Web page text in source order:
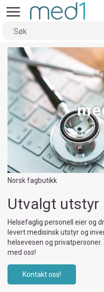
Norsk fagbutikk
Utvalgt utstyr
Helsefaglig personell eier og
levert medisinsk utstyr og
helsevesen og
med oss!
Kontakt oss!